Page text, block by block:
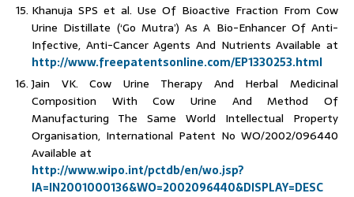
Khanuja SPS et al. Use Of Bioactive Fraction From Cow
Urine Distillate (‘Go Mutra’) As A Bio-Enhancer Of Anti-
Infective, Anti-Cancer Agents And Nutrients Available at
http://www.freepatentsonline.com/EP1330253.html
Jain VK. Cow Urine Therapy And Herbal Medicinal
Composition With Cow Urine And Method Of
Manufacturing The Same World Intellectual Property
Organisation, International Patent No WO/2002/096440
Available at
http://www.wipo.int/pctdb/en/wo.jsp?
IA=IN2001000136&WO=2002096440&DISPLAY=DESC